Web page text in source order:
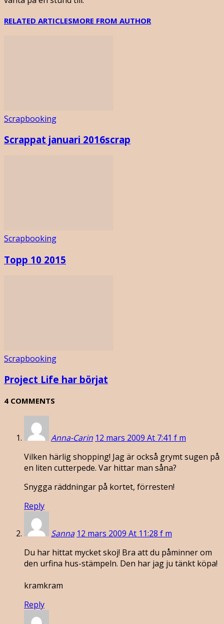
RELATED ARTICLESMORE FROM AUTHOR
Scrapbooking
Scrappat januari 2016scrap
Scrapbooking
Topp 10 2015
Scrapbooking
Project Life har börjat
4 COMMENTS
Anna-Carin 12 mars 2009 At 7:41 f m
Vilken härlig shopping! Jag är också grymt sugen på
en liten cutterpede. Var hittar man såna?
Snygga räddningar på kortet, förresten!
Reply
Sanna 12 mars 2009 At 11:28 f m
Du har hittat mycket skoj! Bra att du påminner om
den urfina hus-stämpeln. Den har jag ju tänkt köpa!
kramkram
Reply